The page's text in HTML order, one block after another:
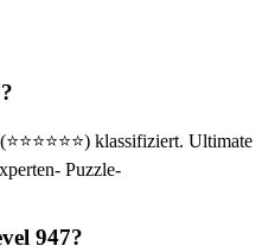
klassifiziert. Ultimate
Puzzle-
947?